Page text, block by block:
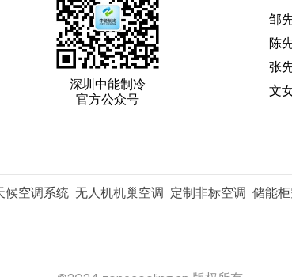
深圳中能制冷
官方公众号
邹
陈
张
文
空调系统 无人机机巢空调 定制非标空调 储